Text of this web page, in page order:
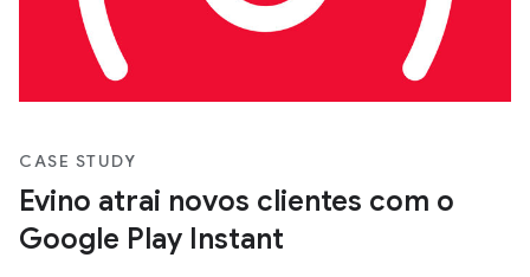
CASE STUDY
Evino atrai novos clientes com o
Google Play Instant